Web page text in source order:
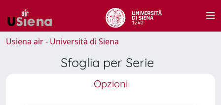
Usiena air - Università di Siena
Sfoglia per Serie
Opzioni